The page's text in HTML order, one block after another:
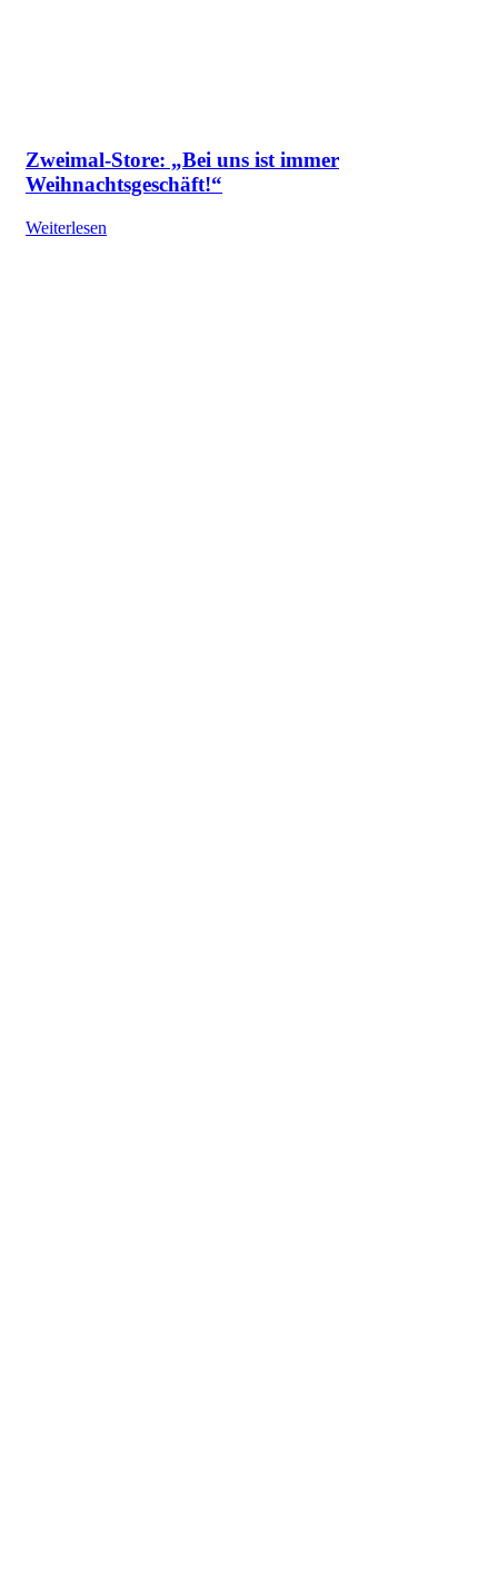
Zweimal-Store: „Bei uns ist immer
Weihnachtsgeschäft!“
Weiterlesen